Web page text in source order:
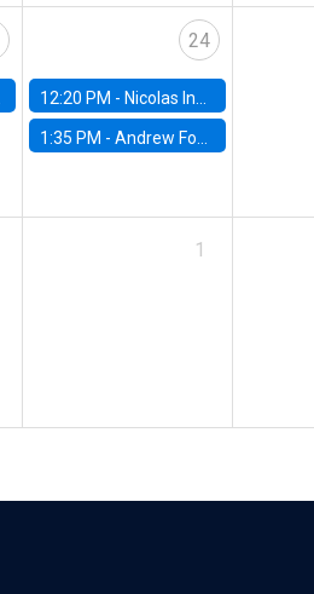
24
12:20 PM - Nicolas Inostroza, Rotman School of Management, University of Toronto
1:35 PM -Andrew Foster, Brown University
1